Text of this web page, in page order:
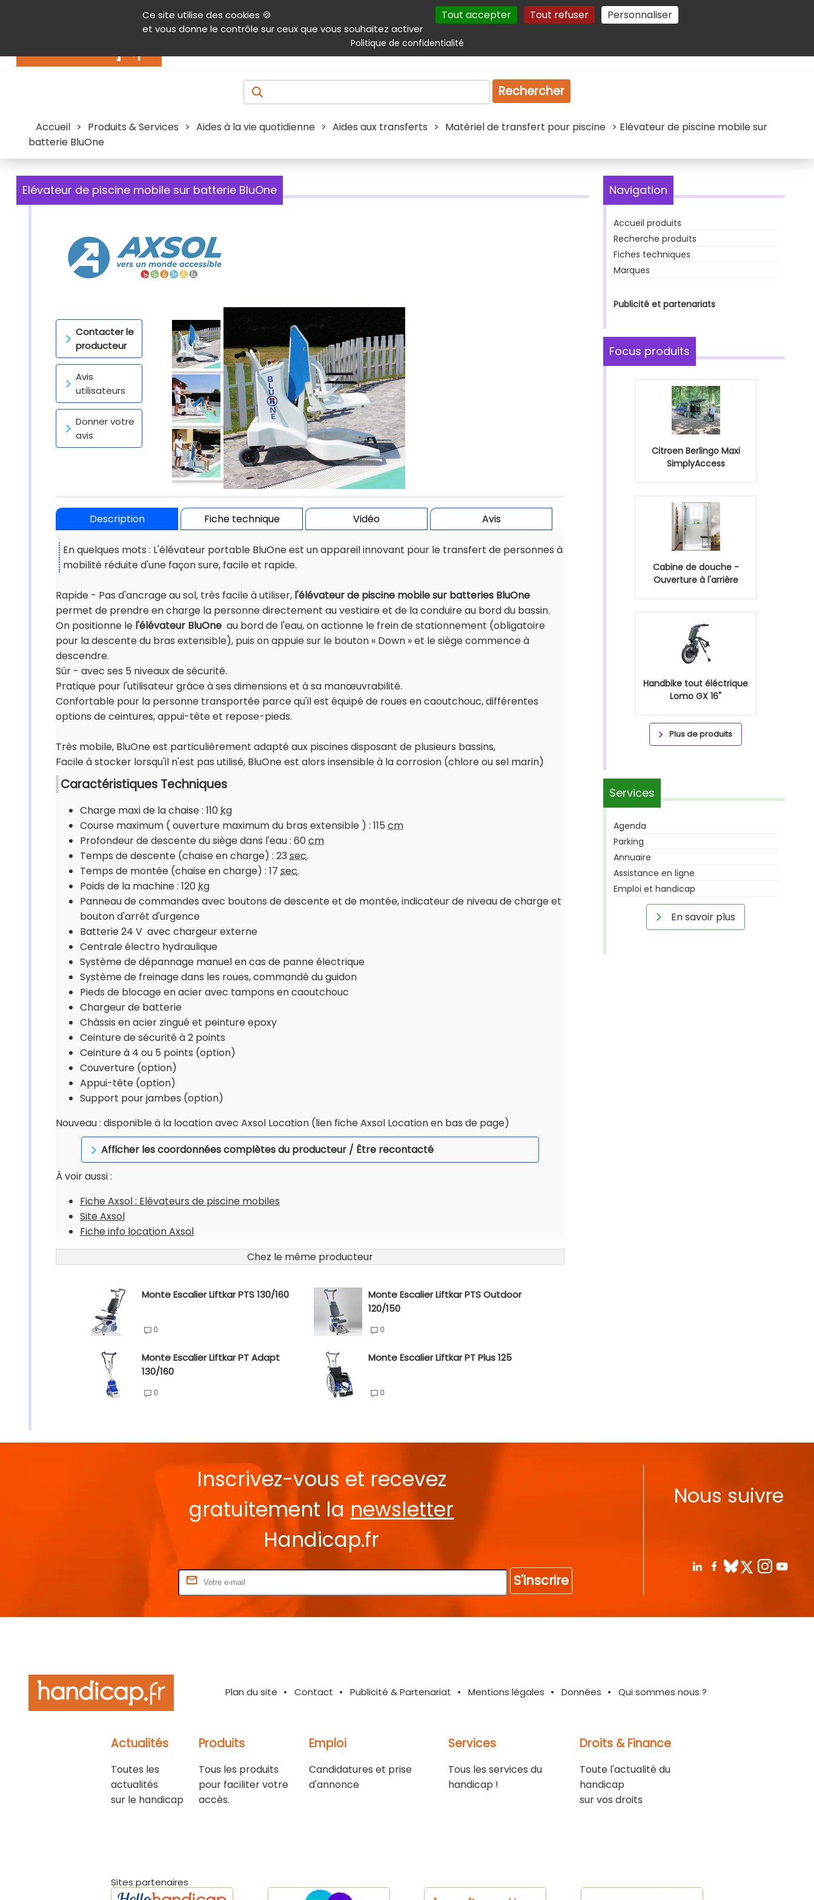
Ce site utilise des cookies 🍪
et vous donne le contrôle sur ceux que vous souhaitez activer
Tout accepter Tout refuser Personnaliser
Politique de confidentialité
Contenu Aide et accessibilité Menu principal Autres services Plan du site Gestion des cookies
Produits & services Emploi Droit
Rechercher
Accueil > Produits & Services > Aides à la vie quotidienne > Aides aux transferts > Matériel de transfert pour piscine > Elévateur de piscine mobile sur
batterie BluOne
Elévateur de piscine mobile sur batterie BluOne
Contacter le
producteur
Avis
utilisateurs
Donner votre
avis
Description Fiche technique Vidéo Avis
En quelques mots : L'élévateur portable BluOne est un appareil innovant pour le transfert de personnes à
mobilité réduite d'une façon sure, facile et rapide.
Rapide - Pas d'ancrage au sol, très facile à utiliser, l'élévateur de piscine mobile sur batteries BluOne
permet de prendre en charge la personne directement au vestiaire et de la conduire au bord du bassin.
On positionne le l'élévateur BluOne au bord de l'eau, on actionne le frein de stationnement (obligatoire
pour la descente du bras extensible), puis on appuie sur le bouton « Down » et le siège commence à
descendre.
Sûr - avec ses 5 niveaux de sécurité.
Pratique pour l'utilisateur grâce à ses dimensions et à sa manœuvrabilité.
Confortable pour la personne transportée parce qu'il est équipé de roues en caoutchouc, différentes
options de ceintures, appui-tête et repose-pieds.
Très mobile, BluOne est particulièrement adapté aux piscines disposant de plusieurs bassins,
Facile à stocker lorsqu'il n'est pas utilisé, BluOne est alors insensible à la corrosion (chlore ou sel marin)
Caractéristiques Techniques
Charge maxi de la chaise : 110kg
Course maximum ( ouverture maximum du bras extensible ) : 115 cm
Profondeur de descente du siège dans l'eau : 60cm
Temps de descente (chaise en charge) : 23sec.
Temps de montée (chaise en charge) : 17 sec.
Poids de la machine : 120kg
Panneau de commandes avec boutons de descente et de montée, indicateur de niveau de charge et
bouton d'arrêt d'urgence
Batterie 24 V avec chargeur externe
Centrale électro hydraulique
Système de dépannage manuel en cas de panne électrique
Système de freinage dans les roues, commandé du guidon
Pieds de blocage en acier avec tampons en caoutchouc
Chargeur de batterie
Châssis en acier zingué et peinture epoxy
Ceinture de sécurité à 2 points
Ceinture à 4 ou 5 points (option)
Couverture (option)
Appui-tête (option)
Support pour jambes (option)
Nouveau : disponible à la location avec Axsol Location (lien fiche Axsol Location en bas de page)
Afficher les coordonnées complètes du producteur / Être recontacté
À voir aussi :
Fiche Axsol : Elévateurs de piscine mobiles
Site Axsol
Fiche info location Axsol
Chez le même producteur
Monte Escalier Liftkar PTS 130/160
0
Monte Escalier Liftkar PTS Outdoor
120/150
0
Monte Escalier Liftkar PT Adapt
130/160
0
Monte Escalier Liftkar PT Plus 125
0
Navigation
Accueil produits
Recherche produits
Fiches techniques
Marques
Publicité et partenariats
Focus produits
Citroen Berlingo Maxi
SimplyAccess
Cabine de douche -
Ouverture à l'arrière
Handbike tout éléctrique
Lomo GX 16"
Plus de produits
Services
Agenda
Parking
Annuaire
Assistance en ligne
Emploi et handicap
En savoir plus
Inscrivez-vous et recevez
gratuitement la newsletter
Handicap.fr
S'inscrire
Nous suivre
Plan du site Contact Publicité & Partenariat Mentions légales Données Qui sommes nous ?
Actualités
Toutes les
actualités
sur le handicap
Produits
Tous les produits
pour faciliter votre
accès.
Emploi
Candidatures et prise
d'annonce
Services
Tous les services du
handicap !
Droits & Finance
Toute l'actualité du
handicap
sur vos droits
Sites partenaires